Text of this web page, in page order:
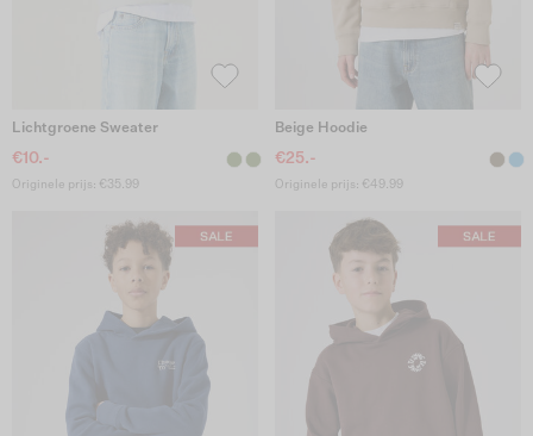
Lichtgroene Sweater
€10.-
Originele prijs: €35.99
Beige Hoodie
€25.-
Originele prijs: €49.99